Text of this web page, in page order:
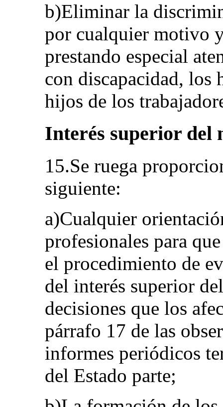
b)Eliminar la
por cualquier motivo
prestando especial
con discapacidad, los
hijos de los
Interés superior del
15.Se ruega
siguiente:
a)Cualquier
profesionales para
el procedimiento de
del interés superior
decisiones que los
párrafo 17 de las
informes periódicos
del Estado parte;